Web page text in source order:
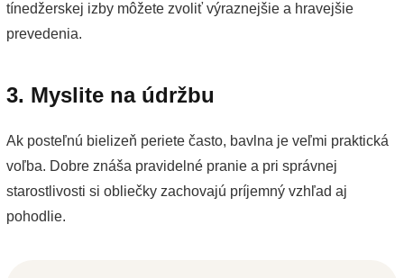
tínedžerskej izby môžete zvoliť výraznejšie a hravejšie
prevedenia.
3. Myslite na údržbu
Ak posteľnú bielizeň periete často, bavlna je veľmi praktická
voľba. Dobre znáša pravidelné pranie a pri správnej
starostlivosti si obliečky zachovajú príjemný vzhľad aj
pohodlie.